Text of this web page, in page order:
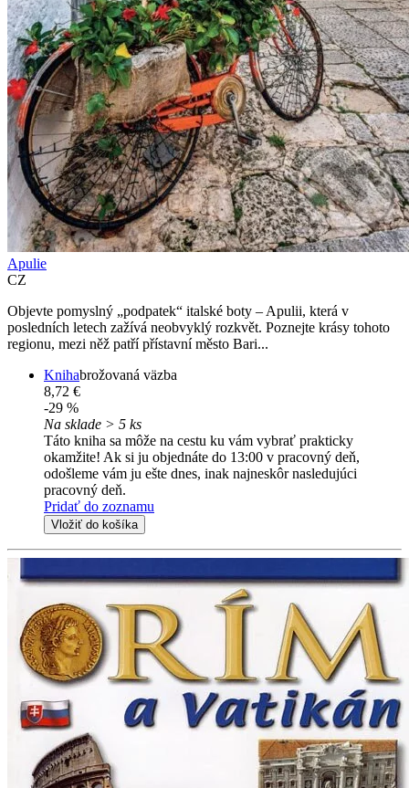
Apulie
CZ
Objevte pomyslný „podpatek“ italské boty – Apulii, která v
posledních letech zažívá neobvyklý rozkvět. Poznejte krásy tohoto
regionu, mezi něž patří přístavní město Bari...
Knihabrožovaná väzba
8,72 €
-29 %
Na sklade > 5 ks
Táto kniha sa môže na cestu ku vám vybrať prakticky
okamžite! Ak si ju objednáte do 13:00 v pracovný deň,
odošleme vám ju ešte dnes, inak najneskôr nasledujúci
pracovný deň.
Pridať do zoznamu
Vložiť do košíka